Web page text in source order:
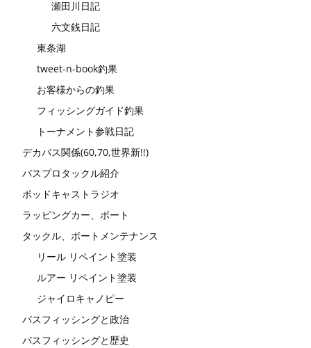
瀬田川日記
六文銭日記
東条湖
tweet-n-book釣果
お客様からの釣果
フィッシングガイド釣果
トーナメント参戦日記
デカバス関係(60,70,世界新!!)
バスプロタックル紹介
ポッドキャストラジオ
ラッピングカー、ボート
タックル、ボートメンテナンス
リール リペイント塗装
ルアー リペイント塗装
ジャイロキャノピー
バスフィッシングと政治
バスフィッシングと歴史